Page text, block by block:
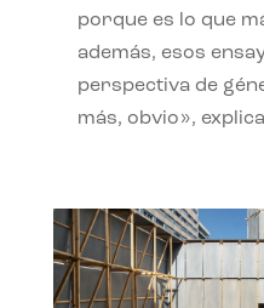
porque es lo que
además, esos
perspectiva de
más, obvio»,